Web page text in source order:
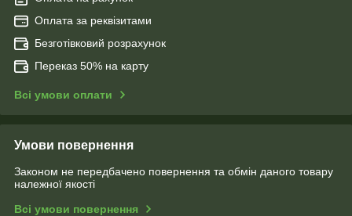
Оплата за реквізитами
Безготівковий розрахунок
Переказ 50% на карту
Всі умови оплати
Умови повернення
Законом не передбачено повернення та обмін даного товару
належної якості
Всі умови повернення